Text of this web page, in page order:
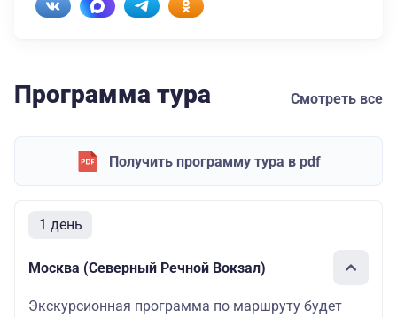
Программа тура Смотреть все
Получить программу тура в pdf
1 день
Москва (Северный Речной Вокзал)
Экскурсионная программа по маршруту будет